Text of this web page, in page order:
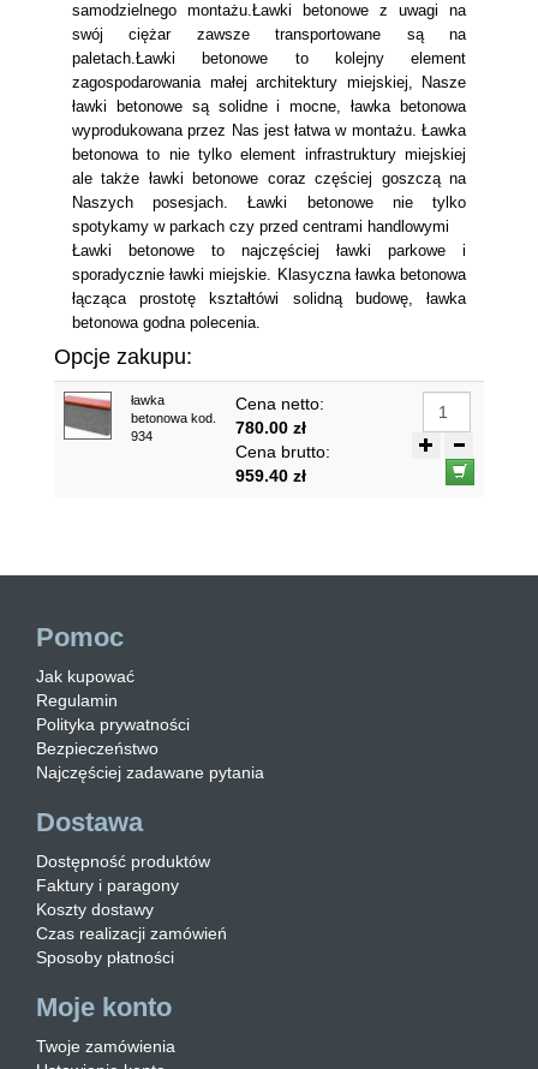
samodzielnego montażu.Ławki betonowe z uwagi na
swój ciężar zawsze transportowane są na
paletach.Ławki betonowe to kolejny element
zagospodarowania małej architektury miejskiej, Nasze
ławki betonowe są solidne i mocne, ławka betonowa
wyprodukowana przez Nas jest łatwa w montażu. Ławka
betonowa to nie tylko element infrastruktury miejskiej
ale także ławki betonowe coraz częściej goszczą na
Naszych posesjach. Ławki betonowe nie tylko
spotykamy w parkach czy przed centrami handlowymi
Ławki betonowe to najczęściej ławki parkowe i
sporadycznie ławki miejskie. Klasyczna ławka betonowa
łącząca prostotę kształtówi solidną budowę, ławka
betonowa godna polecenia.
Opcje zakupu:
ławka
betonowa kod.
934
Cena netto:
780.00 zł
Cena brutto:
959.40 zł
Pomoc
Jak kupować
Regulamin
Polityka prywatności
Bezpieczeństwo
Najczęściej zadawane pytania
Dostawa
Dostępność produktów
Faktury i paragony
Koszty dostawy
Czas realizacji zamówień
Sposoby płatności
Moje konto
Twoje zamówienia